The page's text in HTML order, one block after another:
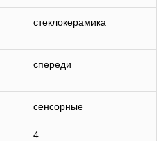
стеклокерамика
спереди
сенсорные
4